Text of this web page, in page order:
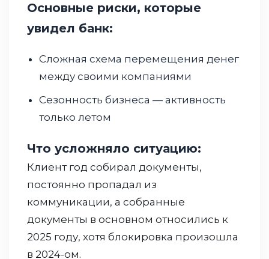
Основные риски, которые
увидел банк:
Сложная схема перемещения денег
между своими компаниями
Сезонность бизнеса — активность
только летом
Что усложняло ситуацию:
Клиент год собирал документы,
постоянно пропадал из
коммуникации, а собранные
документы в основном относились к
2025 году, хотя блокировка произошла
в 2024-ом.